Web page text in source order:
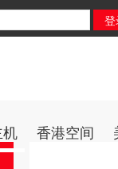
香港空间